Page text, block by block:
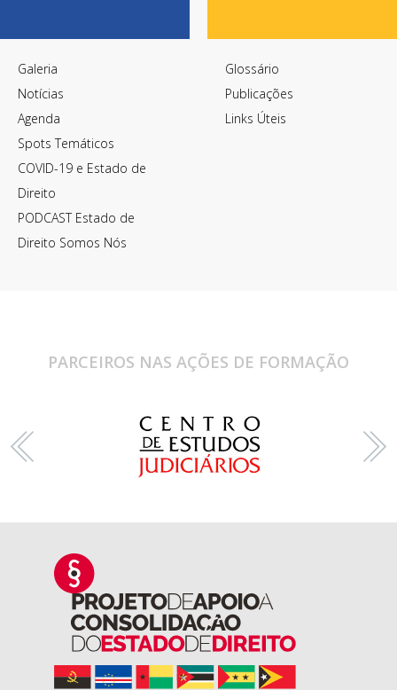
Galeria
Notícias
Agenda
Spots Temáticos
COVID-19 e Estado de
Direito
PODCAST Estado de
Direito Somos Nós
Glossário
Publicações
Links Úteis
PARCEIROS NAS AÇÕES DE FORMAÇÃO